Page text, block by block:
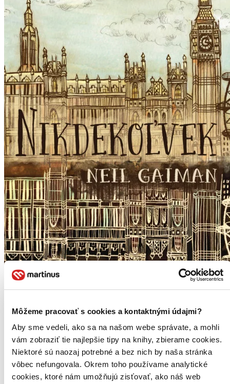
Môžeme pracovať s cookies a kontaktnými údajmi?
Aby sme vedeli, ako sa na našom webe správate, a mohli
vám zobraziť tie najlepšie tipy na knihy, zbierame cookies.
Niektoré sú naozaj potrebné a bez nich by naša stránka
vôbec nefungovala. Okrem toho používame analytické
cookies, ktoré nám umožňujú zisťovať, ako náš web